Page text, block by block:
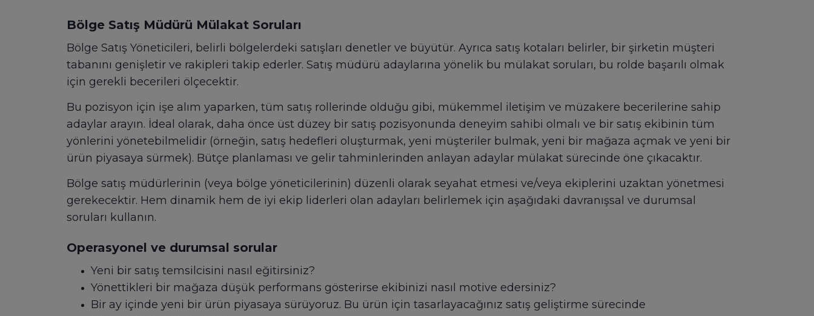
Bölge Satış Müdürü Mülakat Soruları
Bölge Satış Yöneticileri, belirli bölgelerdeki satışları denetler ve büyütür. Ayrıca satış kotaları belirler, bir şirketin müşteri
tabanını genişletir ve rakipleri takip ederler. Satış müdürü adaylarına yönelik bu mülakat soruları, bu rolde başarılı olmak
için gerekli becerileri ölçecektir.
Bu pozisyon için işe alım yaparken, tüm satış rollerinde olduğu gibi, mükemmel iletişim ve müzakere becerilerine sahip
adaylar arayın. İdeal olarak, daha önce üst düzey bir satış pozisyonunda deneyim sahibi olmalı ve bir satış ekibinin tüm
yönlerini yönetebilmelidir (örneğin, satış hedefleri oluşturmak, yeni müşteriler bulmak, yeni bir mağaza açmak ve yeni bir
ürün piyasaya sürmek). Bütçe planlaması ve gelir tahminlerinden anlayan adaylar mülakat sürecinde öne çıkacaktır.
Bölge satış müdürlerinin (veya bölge yöneticilerinin) düzenli olarak seyahat etmesi ve/veya ekiplerini uzaktan yönetmesi
gerekecektir. Hem dinamik hem de iyi ekip liderleri olan adayları belirlemek için aşağıdaki davranışsal ve durumsal
soruları kullanın.
Operasyonel ve durumsal sorular
Yeni bir satış temsilcisini nasıl eğitirsiniz?
Yönettikleri bir mağaza düşük performans gösterirse ekibinizi nasıl motive edersiniz?
Bir ay içinde yeni bir ürün piyasaya sürüyoruz. Bu ürün için tasarlayacağınız satış geliştirme sürecinde